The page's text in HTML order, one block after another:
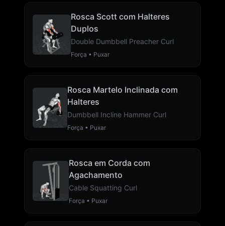
Rosca Scott com Halteres
Duplos
Double Dumbbell Preacher Curl
Força • Puxar
Rosca Martelo Inclinada com
Halteres
Dumbbell Incline Hammer Curl
Força • Puxar
Rosca em Corda com
Agachamento
Cable Squatting Curl
Força • Puxar